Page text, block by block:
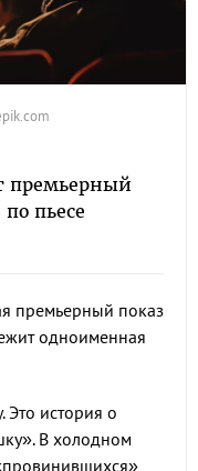
премьерный
пьесе
премьерный показ
одноименная
Это история о
В холодном